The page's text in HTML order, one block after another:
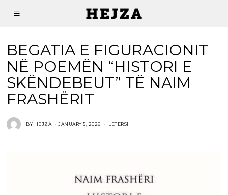
BEGATIA E FIGURACIONIT
NË POEMËN “HISTORI E
SKËNDEBEUT” TË NAIM
FRASHËRIT
BY HEJZA JANUARY 5, 2026 LETËRSI